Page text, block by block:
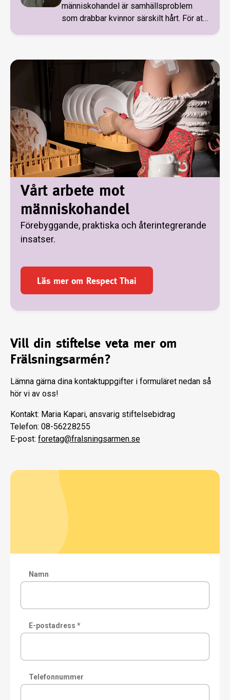
människohandel är samhällsproblem
som drabbar kvinnor särskilt hårt. För att
Vårt arbete mot
människohandel
Förebyggande, praktiska och återintegrerande
insatser.
Läs mer om Respect Thai
Vill din stiftelse veta mer om
Frälsningsarmén?
Lämna gärna dina kontaktuppgifter i formuläret nedan så
hör vi av oss!
Kontakt: Maria Kapari, ansvarig stiftelsebidrag
Telefon: 08-56228255
E-post: foretag@fralsningsarmen.se
Namn
E-postadress *
Telefonnummer